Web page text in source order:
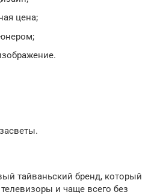
цена;
тайваньский бренд, который
и чаще всего без